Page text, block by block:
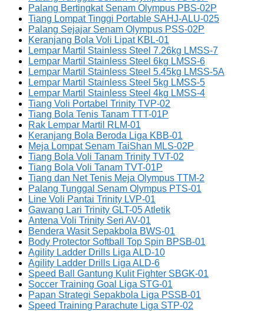
Palang Bertingkat Senam Olympus PBS-02P
Tiang Lompat Tinggi Portable SAHJ-ALU-025
Palang Sejajar Senam Olympus PSS-02P
Keranjang Bola Voli Lipat KBL-01
Lempar Martil Stainless Steel 7.26kg LMSS-7
Lempar Martil Stainless Steel 6kg LMSS-6
Lempar Martil Stainless Steel 5.45kg LMSS-5A
Lempar Martil Stainless Steel 5kg LMSS-5
Lempar Martil Stainless Steel 4kg LMSS-4
Tiang Voli Portabel Trinity TVP-02
Tiang Bola Tenis Tanam TTT-01P
Rak Lempar Martil RLM-01
Keranjang Bola Beroda Liga KBB-01
Meja Lompat Senam TaiShan MLS-02P
Tiang Bola Voli Tanam Trinity TVT-02
Tiang Bola Voli Tanam TVT-01P
Tiang dan Net Tenis Meja Olympus TTM-2
Palang Tunggal Senam Olympus PTS-01
Line Voli Pantai Trinity LVP-01
Gawang Lari Trinity GLT-05 Atletik
Antena Voli Trinity Seri AV-01
Bendera Wasit Sepakbola BWS-01
Body Protector Softball Top Spin BPSB-01
Agility Ladder Drills Liga ALD-10
Agility Ladder Drills Liga ALD-6
Speed Ball Gantung Kulit Fighter SBGK-01
Soccer Training Goal Liga STG-01
Papan Strategi Sepakbola Liga PSSB-01
Speed Training Parachute Liga STP-02